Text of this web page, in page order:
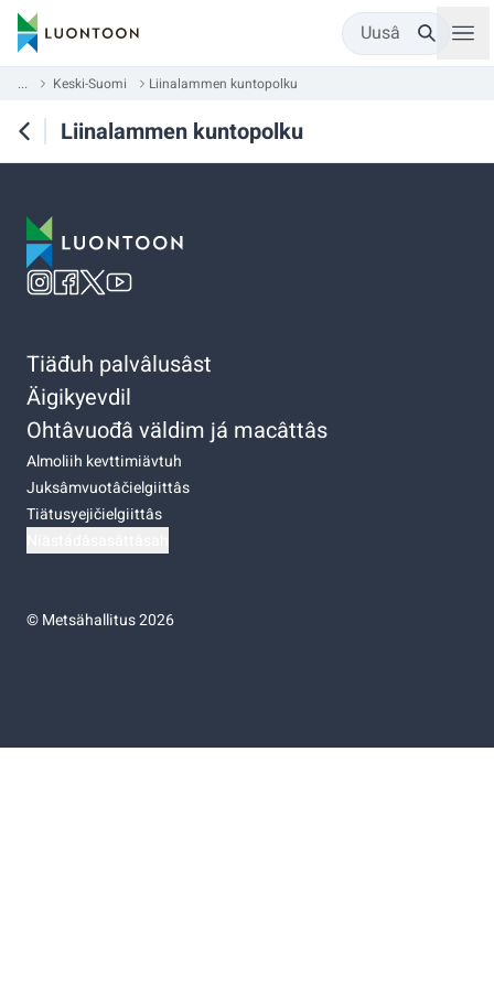
Uusâ
... Keski-Suomi Liinalammen kuntopolku
Liinalammen kuntopolku
Tiäđuh palvâlusâst
Äigikyevdil
Ohtâvuođâ väldim já macâttâs
Almoliih kevttimiävtuh
Juksâmvuotâčielgiittâs
Tiätusyejičielgiittâs
©Metsähallitus 2026